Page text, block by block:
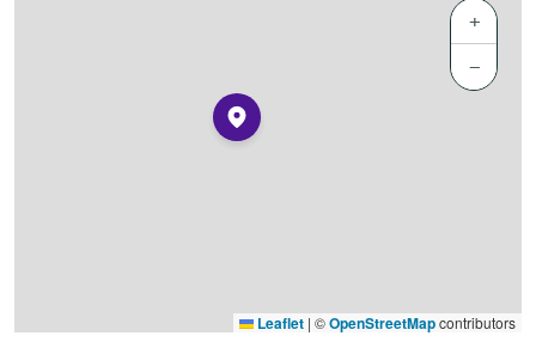
+
−
Leaflet | ©OpenStreetMapcontributors